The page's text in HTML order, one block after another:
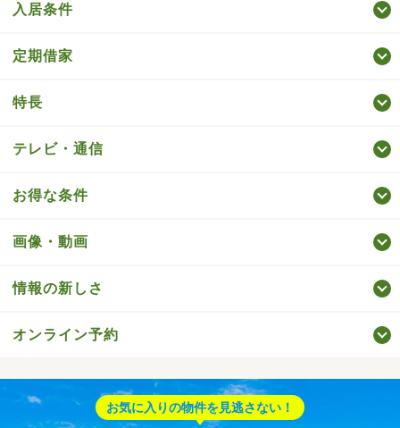
入居条件
定期借家
特長
テレビ・通信
お得な条件
画像・動画
情報の新しさ
オンライン予約
お気に入りの物件を見逃さない！